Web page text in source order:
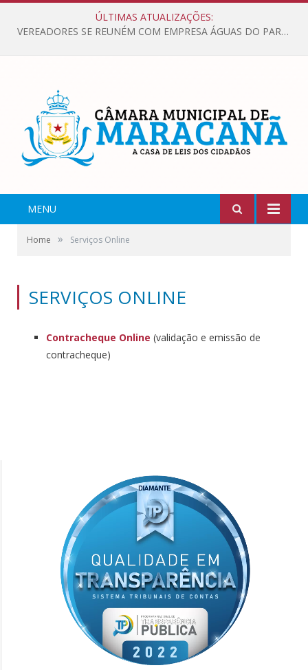
ÚLTIMAS ATUALIZAÇÕES:
VEREADORES SE REUNÉM COM EMPRESA ÁGUAS DO PARÁ, PARA APRESENTAR REIVINDICAÇÕES E MELHORIAS NA QUALIDADE DOS SERVIÇOS OFERECIDOS Á POPULAÇÃO.
MENU
Home » Serviços Online
SERVIÇOS ONLINE
Contracheque Online (validação e emissão de
contracheque)